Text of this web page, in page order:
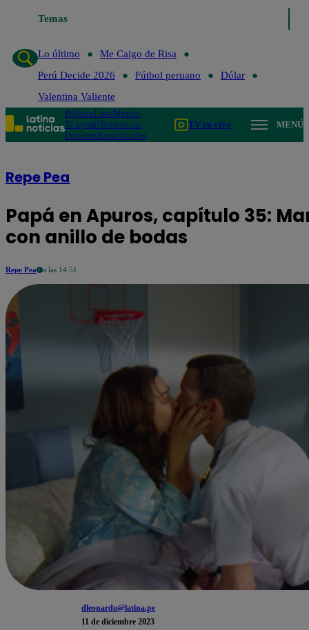
Temas
Lo último
Me Caigo de Risa
Perú Decide 2026
Fútbol peruano
Dólar
Valentina Valiente
PolíticaLimaMundo
Te ayudoTendencias
DeportesEspectáculos
TV en vivo MENÚ
Repe Pea
Papá en Apuros, capítulo 35:
con anillo de bodas
Repe Pea a las 14:51
dleonardo@latina.pe
11 de diciembre 2023